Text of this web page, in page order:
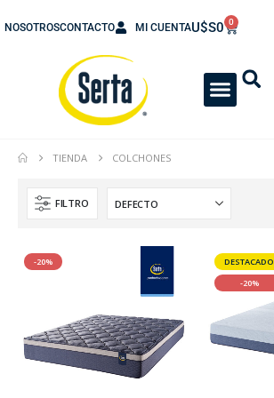
NOSOTROSCONTACTO MI CUENTAU$S0 0
TIENDA COLCHONES
FILTRO
-20%
DESTACADO
-20%